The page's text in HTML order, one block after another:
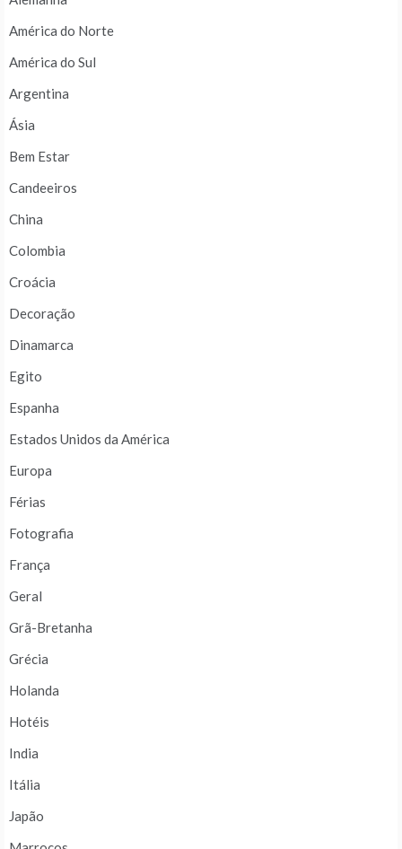
América do Norte
América do Sul
Argentina
Ásia
Bem Estar
Candeeiros
China
Colombia
Croácia
Decoração
Dinamarca
Egito
Espanha
Estados Unidos da América
Europa
Férias
Fotografia
França
Geral
Grã-Bretanha
Grécia
Holanda
Hotéis
India
Itália
Japão